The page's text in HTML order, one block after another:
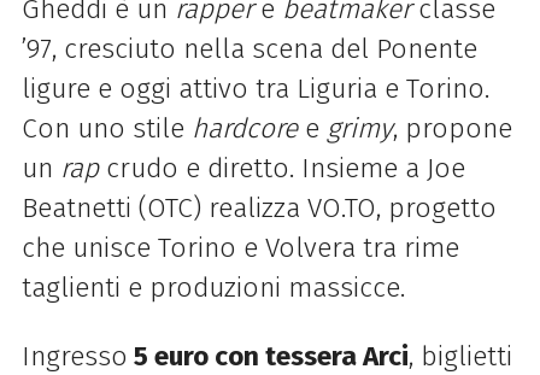
Gheddi è un rappere beatmakerclasse
’97, cresciuto nella scena del Ponente
ligure e oggi attivo tra Liguria e Torino.
Con uno stile hardcoree grimy, propone
un rapcrudo e diretto. Insieme a Joe
Beatnetti (OTC) realizza VO.TO, progetto
che unisce Torino e Volvera tra rime
taglienti e produzioni massicce.
Ingresso 5 euro con tessera Arci, biglietti